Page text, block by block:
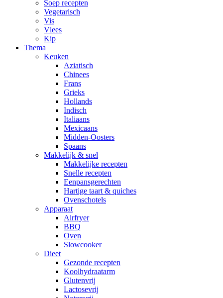
Soep recepten
Vegetarisch
Vis
Vlees
Kip
Thema
Keuken
Aziatisch
Chinees
Frans
Grieks
Hollands
Indisch
Italiaans
Mexicaans
Midden-Oosters
Spaans
Makkelijk & snel
Makkelijke recepten
Snelle recepten
Eenpansgerechten
Hartige taart & quiches
Ovenschotels
Apparaat
Airfryer
BBQ
Oven
Slowcooker
Dieet
Gezonde recepten
Koolhydraatarm
Glutenvrij
Lactosevrij